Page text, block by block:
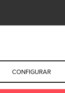
CONFIGURAR